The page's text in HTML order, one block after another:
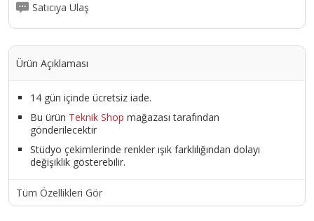
Satıcıya Ulaş
Ürün Açıklaması
14 gün içinde ücretsiz iade.
Bu ürün Teknik Shop mağazası tarafından
gönderilecektir
Stüdyo çekimlerinde renkler ışık farklılığından dolayı
değişiklik gösterebilir.
Tüm Özellikleri Gör